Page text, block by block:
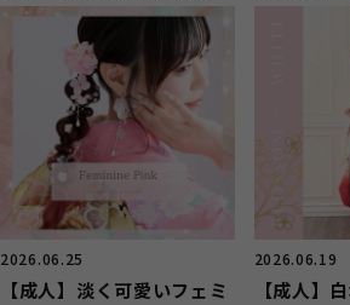
いのお嬢様【長泉町】
2026.06.25
【成人】淡く可愛いフェミ
2026.06.19
【成人】